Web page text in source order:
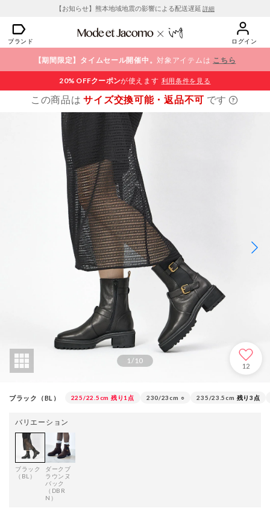
【お知らせ】熊本地域地震の影響による配送遅延 詳細
ブランド ログイン
【期間限定】タイムセール開催中。対象アイテムは こちら
20% OFFクーポンが使えます 利用条件を見る
この商品はサイズ交換可能・返品不可 です
1/ 10
12
ブラック（BL） 225/22.5cm 残り1点 230/23cm ○ 235/23.5cm 残り3点
バリエーション
ブラック
（BL）
ダークブ
ラウンヌ
バック
（DBR
N）